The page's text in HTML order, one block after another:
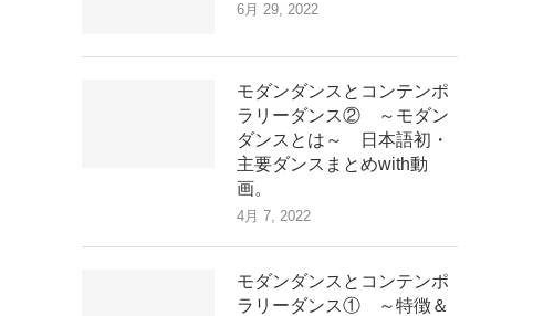
6月 29, 2022
モダンダンスとコンテンポ
ラリーダンス② ～モダン
ダンスとは～ 日本語初・
主要ダンスまとめwith動
画。
4月 7, 2022
モダンダンスとコンテンポ
ラリーダンス① ～特徴＆